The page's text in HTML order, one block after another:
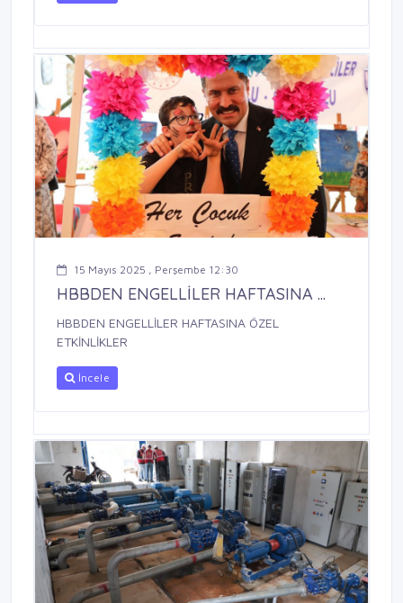
15 Mayıs 2025 , Perşembe 12:30
HBBDEN ENGELLİLER HAFTASINA ...
HBBDEN ENGELLİLER HAFTASINA ÖZEL
ETKİNLİKLER
İncele